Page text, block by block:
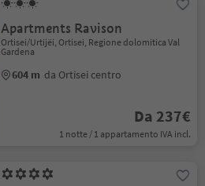
Apartments Ravison
Ortisei/Urtijëi, Ortisei, Regione dolomitica Val
Gardena
604 m da Ortisei centro
Da 237€
1 notte / 1 appartamento IVA incl.